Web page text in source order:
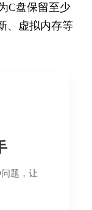
C盘保留至少
、虚拟内存等
题，让